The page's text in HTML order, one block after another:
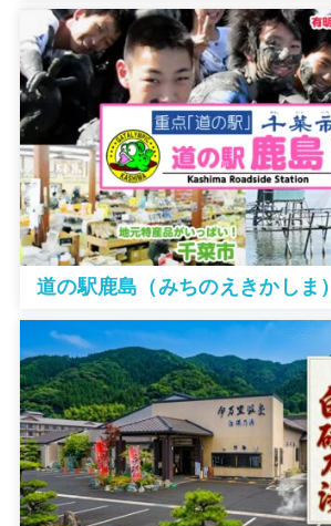
道の駅鹿島（みちのえきかしま）